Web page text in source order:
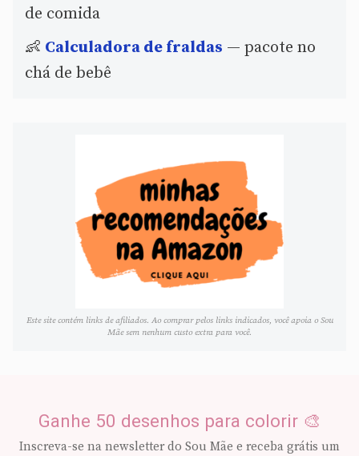
de comida
👶 Calculadora de fraldas — pacote no
chá de bebê
Este site contém links de afiliados. Ao comprar pelos links indicados, você apoia o Sou
Mãe sem nenhum custo extra para você.
Ganhe 50 desenhos para colorir 🎨
Inscreva-se na newsletter do Sou Mãe e receba grátis um